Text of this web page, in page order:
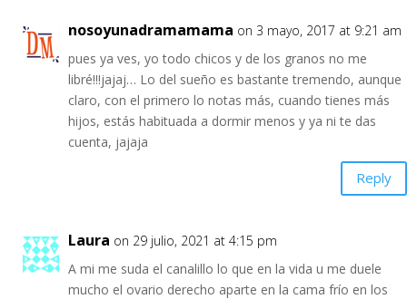
nosoyunadramamama on 3 mayo, 2017 at 9:21 am
pues ya ves, yo todo chicos y de los granos no me
libré!!!jajaj… Lo del sueño es bastante tremendo, aunque
claro, con el primero lo notas más, cuando tienes más
hijos, estás habituada a dormir menos y ya ni te das
cuenta, jajaja
Reply
Laura on 29 julio, 2021 at 4:15 pm
A mi me suda el canalillo lo que en la vida u me duele
mucho el ovario derecho aparte en la cama frío en los